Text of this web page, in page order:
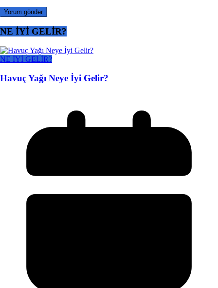
NE İYİ GELİR?
NE İYİ GELİR?
Havuç Yağı Neye İyi Gelir?